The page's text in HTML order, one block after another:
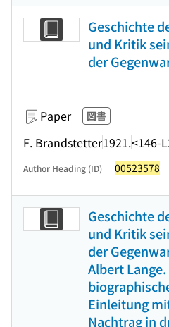
Geschichte
und Kritik
der
Paper 図書
F. Brandstetter1921.<146-
Author Heading (ID) 00523578
Geschichte
und Kritik
der
Albert
Einleitung
Nachtrag in